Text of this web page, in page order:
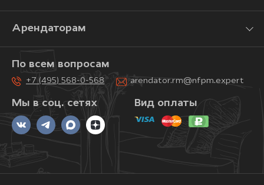
Арендаторам
Мы в соц. сетях
По всем вопросам
+7 (495) 568-0-568 arendator.rm@nfpm.expert
Вид оплаты